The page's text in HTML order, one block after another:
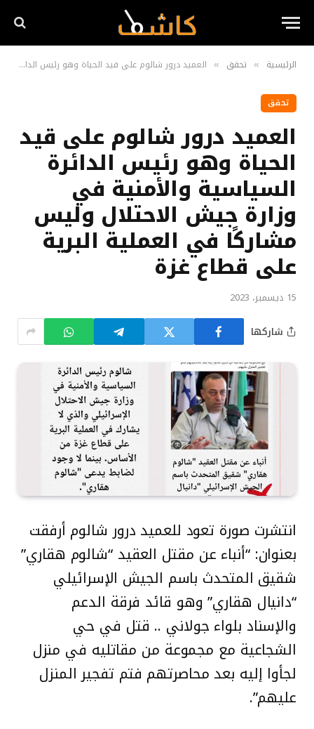
الرئيسية » تحقق » العميد درور شالوم على قيد الحياة وهو رئيس الدائرة السياسية والأمنية في وزارة جيش الاحتلال وليس مشاركًا في العملية البرية على قطاع غزة
تحقق
العميد درور شالوم على قيد
الحياة وهو رئيس الدائرة
السياسية والأمنية في
وزارة جيش الاحتلال وليس
مشاركًا في العملية البرية
على قطاع غزة
15 ديسمبر، 2023
شاركها
انتشرت صورة تعود للعميد درور شالوم أرفقت
بعنوان: “أنباء عن مقتل العقيد “شالوم هقاري”
شقيق المتحدث باسم الجيش الإسرائيلي
“دانيال هقاري” وهو قائد فرقة الدعم
والإسناد بلواء جولاني .. قتل في حي
الشجاعية مع مجموعة من مقاتليه في منزل
لجأوا إليه بعد محاصرتهم فتم تفجير المنزل
عليهم”.